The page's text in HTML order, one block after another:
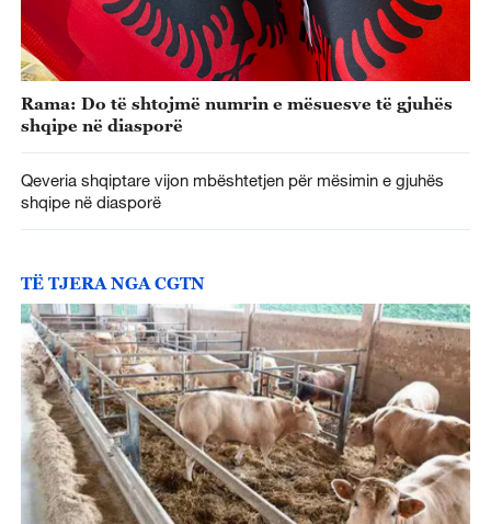
Rama: Do të shtojmë numrin e mësuesve të gjuhës
shqipe në diasporë
Qeveria shqiptare vijon mbështetjen për mësimin e gjuhës
shqipe në diasporë
TË TJERA NGA CGTN